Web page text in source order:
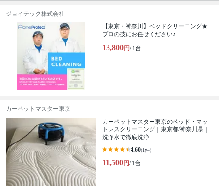
ジョイテック株式会社
【東京・神奈川】ベッドクリーニング★
プロの技にお任せください♪
13,800円/ 1台
カーペットマスター東京
カーペットマスター東京のベッド・マッ
トレスクリーニング｜東京都/神奈川県｜
洗浄水で徹底洗浄
4.60(1件)
11,500円/ 1台